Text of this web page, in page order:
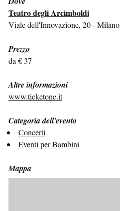
Teatro degli Arcimboldi
Viale dell'Innovazione, 20 - Milano
Prezzo
da € 37
Altre informazioni
www.ticketone.it
Categoria dell'evento
Concerti
Eventi per Bambini
Mappa